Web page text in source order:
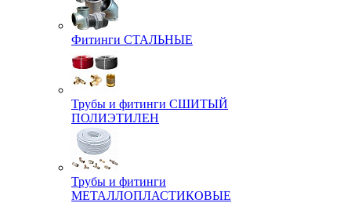
Фитинги СТАЛЬНЫЕ
Трубы и фитинги СШИТЫЙ
ПОЛИЭТИЛЕН
Трубы и фитинги
МЕТАЛЛОПЛАСТИКОВЫЕ